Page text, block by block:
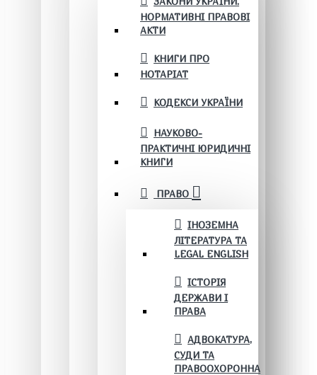
НОРМАТИВНІ ПРАВОВІ
АКТИ
КНИГИ ПРО
НОТАРІАТ
КОДЕКСИ УКРАЇНИ
НАУКОВО-
ПРАКТИЧНІ ЮРИДИЧНІ
КНИГИ
ПРАВО
ІНОЗЕМНА
ЛІТЕРАТУРА ТА
LEGAL ENGLISH
ІСТОРІЯ
ДЕРЖАВИ І
ПРАВА
АДВОКАТУРА,
СУДИ ТА
ПРАВООХОРОННА